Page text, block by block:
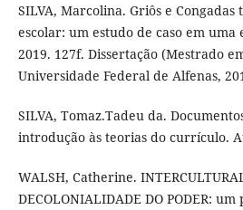
SILVA, Marcolina. Griôs e
escolar: um estudo de caso em uma
2019. 127f. Dissertação (Mestrado
Universidade Federal de Alfenas,
SILVA, Tomaz.Tadeu da.
introdução às teorias do currículo.
WALSH, Catherine.
DECOLONIALIDADE DO PODER: